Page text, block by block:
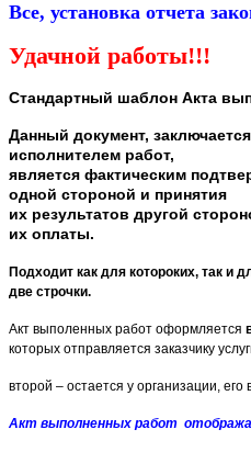
Все, установка отчета
Удачной работы!!!
Стандартный шаблон ​Акта
Данный документ,
исполнителем работ,
является фактическим
одной стороной и принятия
их результатов другой
их оплаты.
Подходит как для котороких, так и
две строчки.
Акт выполенных работ оформляется
которых отправляется заказчику
второй – остается у организации,
Акт выполненных работ